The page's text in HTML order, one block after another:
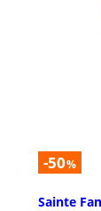
-50%
Sainte